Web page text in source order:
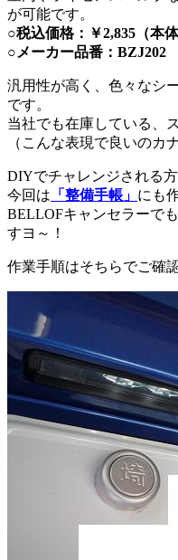
が可能です。
○税込価格：￥2,835（本体
○メーカー品番：BZJ202
汎用性が高く、色々なシ
です。
当社でも在庫している、
（こんな表現で良いのカ
DIYでチャレンジされる
今回は 「整備手帳」 にも
BELLOFキャンセラーで
すヨ～！
作業手順はそちらでご確